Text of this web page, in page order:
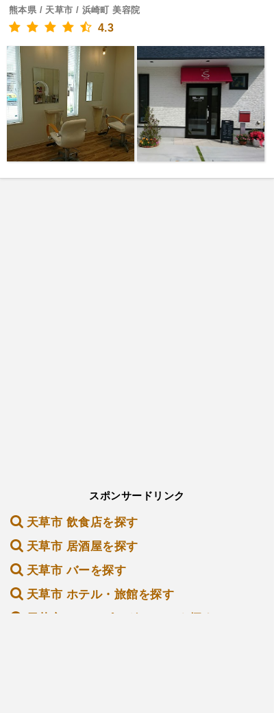
熊本県 / 天草市 / 浜崎町 美容院
4.3
スポンサードリンク
天草市 飲食店を探す
天草市 居酒屋を探す
天草市 バーを探す
天草市 ホテル・旅館を探す